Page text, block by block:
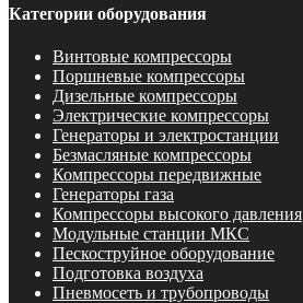
Категории оборудования
Винтовые компрессоры
Поршневые компрессоры
Дизельные компрессоры
Электрические компрессоры
Генераторы и электростанции
Безмасляные компрессоры
Компрессоры передвижные
Генераторы газа
Компрессоры высокого давления
Модульные станции МКС
Пескоструйное оборудование
Подготовка воздуха
Пневмосеть и трубопроводы